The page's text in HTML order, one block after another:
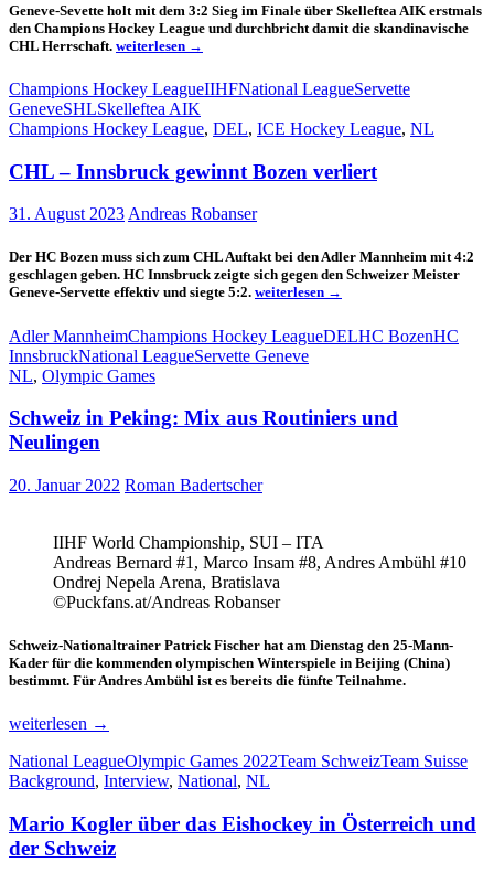
Geneve-Sevette holt mit dem 3:2 Sieg im Finale über Skelleftea AIK erstmals
den Champions Hockey League und durchbricht damit die skandinavische
CHL Herrschaft. Servette
erstmals
CHL
Titel
weiterlesen →
Champions Hockey LeagueIIHFNational LeagueServette
GeneveSHLSkelleftea AIK
Champions Hockey League, DEL, ICE Hockey League, NL
CHL – Innsbruck gewinnt Bozen verliert
31. August 2023 Andreas Robanser
Der HC Bozen muss sich zum CHL Auftakt bei den Adler Mannheim mit 4:2
geschlagen geben. HC Innsbruck zeigte sich gegen den Schweizer Meister
Geneve-Servette effektiv und siegte 5:2. CHL
Innsbruck
gewinnt
Bozen
weiterlesen →
Adler MannheimChampions Hockey LeagueDELHC BozenHC
InnsbruckNational LeagueServette Geneve
NL, Olympic Games
Schweiz in Peking: Mix aus Routiniers und
Neulingen
20. Januar 2022 Roman Badertscher
IIHF World Championship, SUI – ITA
Andreas Bernard #1, Marco Insam #8, Andres Ambühl #10
Ondrej Nepela Arena, Bratislava
©Puckfans.at/Andreas Robanser
Schweiz-Nationaltrainer Patrick Fischer hat am Dienstag den 25-Mann-
Kader für die kommenden olympischen Winterspiele in Beijing (China)
bestimmt. Für Andres Ambühl ist es bereits die fünfte Teilnahme.
Schweiz
Peking:
Mix
Routiniers
und
Neulingen
weiterlesen →
National LeagueOlympic Games 2022Team SchweizTeam Suisse
Background, Interview, National, NL
Mario Kogler über das Eishockey in Österreich und
der Schweiz